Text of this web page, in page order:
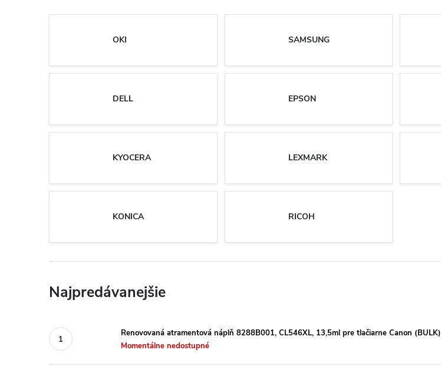
OKI SAMSUNG
DELL EPSON
KYOCERA LEXMARK
KONICA RICOH
Najpredávanejšie
Renovovaná atramentová náplň 8288B001, CL546XL, 13,5ml pre tlačiarne Canon (BULK)
Momentálne nedostupné